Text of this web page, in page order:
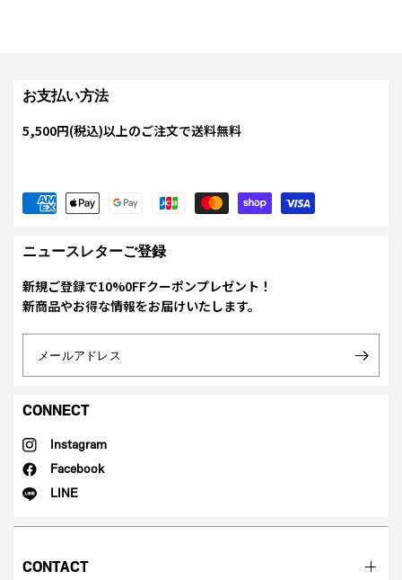
お支払い方法
5,500円(税込)以上のご注文で送料無料
ニュースレターご登録
新規ご登録で10%0FFクーポンプレゼント！
新商品やお得な情報をお届けいたします。
メールアドレス
CONNECT
Instagram
Facebook
LINE
CONTACT